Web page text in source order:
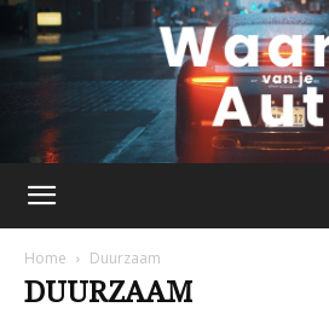
Home Duurzaam
DUURZAAM